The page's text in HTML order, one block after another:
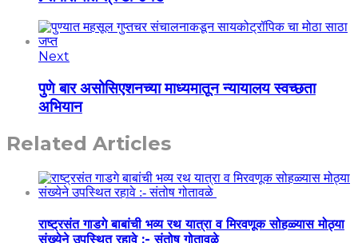
Next
पुणे बार असोसिएशनच्या माध्यमातून न्यायालय स्वच्छता
अभियान
Related Articles
राष्ट्रसंत गाडगे बाबांची भव्य रथ यात्रा व मिरवणूक सोहळ्यास मोठ्या
संख्येने उपस्थित रहावे :- संतोष गोतावळे